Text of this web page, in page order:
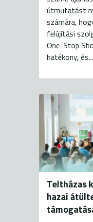
útmutatást
számára,
felújítási
One-Stop
hatékony, és...
Teltházas
hazai